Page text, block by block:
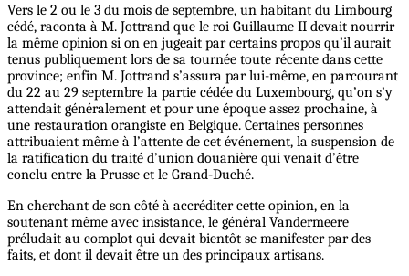
Vers le 2 ou le 3 du mois de septembre, un habitant du Limbourg
cédé, raconta à M. Jottrand que le roi Guillaume II devait nourrir
la même opinion si on en jugeait par certains propos qu’il aurait
tenus publiquement lors de sa tournée toute récente dans cette
province; enfin M. Jottrand s’assura par lui-même, en parcourant
du 22 au 29 septembre la partie cédée du Luxembourg, qu’on s’y
attendait généralement et pour une époque assez prochaine, à
une restauration orangiste en Belgique. Certaines personnes
attribuaient même à l’attente de cet événement, la suspension de
la ratification du traité d’union douanière qui venait d’être
conclu entre la Prusse et le Grand-Duché.
En cherchant de son côté à accréditer cette opinion, en la
soutenant même avec insistance, le général Vandermeere
préludait au complot qui devait bientôt se manifester par des
faits, et dont il devait être un des principaux artisans.